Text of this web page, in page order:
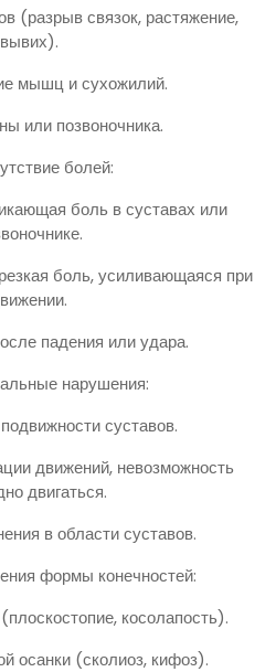
(разрыв связок, растяжение,
вывих).
мышц и сухожилий.
или позвоночника.
болей:
боль в суставах или
боль, усиливающаяся при
падения или удара.
нарушения:
суставов.
движений, невозможность
двигаться.
в области суставов.
формы конечностей:
косолапость).
осанки (сколиоз, кифоз).